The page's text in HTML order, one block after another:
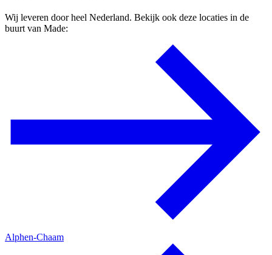
Wij leveren door heel Nederland. Bekijk ook deze locaties in de
buurt van Made:
Alphen-Chaam